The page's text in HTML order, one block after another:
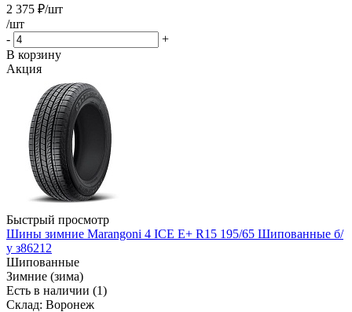
2 375 ₽/шт
/шт
-
+
В корзину
Акция
Быстрый просмотр
Шины зимние Marangoni 4 ICE E+ R15 195/65 Шипованные б/
у з86212
Шипованные
Зимние (зима)
Есть в наличии (1)
Склад: Воронеж